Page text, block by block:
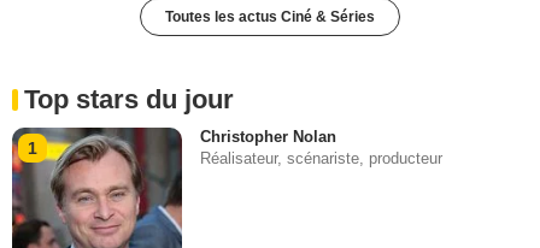
Toutes les actus Ciné & Séries
Top stars du jour
1
Christopher Nolan
Réalisateur, scénariste, producteur